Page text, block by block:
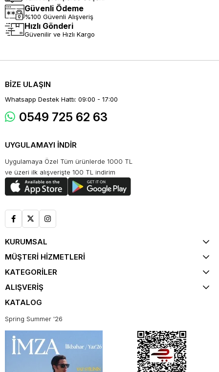
Güvenli Ödeme
%100 Güvenli Alışveriş
Hızlı Gönderi
Güvenilir ve Hızlı Kargo
BİZE ULAŞIN
Whatsapp Destek Hattı: 09:00 - 17:00
0549 725 62 63
UYGULAMAYI İNDİR
Uygulamaya Özel Tüm ürünlerde 1000 TL
ve üzeri ilk alışverişte 100 TL indirim
KURUMSAL
MÜŞTERİ HİZMETLERİ
KATEGORİLER
ALIŞVERİŞ
KATALOG
Spring Summer '26